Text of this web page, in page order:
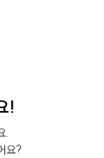
!
.
요?